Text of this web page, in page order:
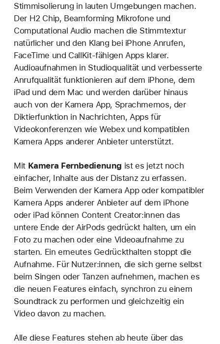
Stimmisolierung in lauten Umgebungen machen.
Der H2 Chip, Beamforming Mikrofone und
Computational Audio machen die Stimmtextur
natürlicher und den Klang bei iPhone Anrufen,
FaceTime und CallKit-fähigen Apps klarer.
Audioaufnahmen in Studioqualität und verbesserte
Anrufqualität funktionieren auf dem iPhone, dem
iPad und dem Mac und werden darüber hinaus
auch von der Kamera App, Sprachmemos, der
Diktierfunktion in Nachrichten, Apps für
Videokonferenzen wie Webex und kompatiblen
Kamera Apps anderer Anbieter unterstützt.
Mit Kamera Fernbedienung ist es jetzt noch
einfacher, Inhalte aus der Distanz zu erfassen.
Beim Verwenden der Kamera App oder kompatibler
Kamera Apps anderer Anbieter auf dem iPhone
oder iPad können Content Creator:innen das
untere Ende der AirPods gedrückt halten, um ein
Foto zu machen oder eine Videoaufnahme zu
starten. Ein erneutes Gedrückthalten stoppt die
Aufnahme. Für Nutzer:innen, die sich gerne selbst
beim Singen oder Tanzen aufnehmen, machen es
die neuen Features einfach, synchron zu einem
Soundtrack zu performen und gleichzeitig ein
Video davon zu machen.
Alle diese Features stehen ab heute über das